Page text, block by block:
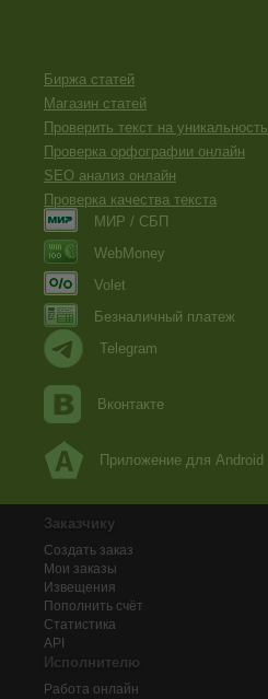
Биржа статей
Магазин статей
Проверить текст на уникальность
Проверка орфографии онлайн
SEO анализ онлайн
Проверка качества текста
МИР / СБП
WebMoney
Volet
Безналичный платеж
Telegram
Вконтакте
Приложение для Android
Заказчику
Создать заказ
Мои заказы
Извещения
Пополнить счёт
Статистика
API
Исполнителю
Работа онлайн